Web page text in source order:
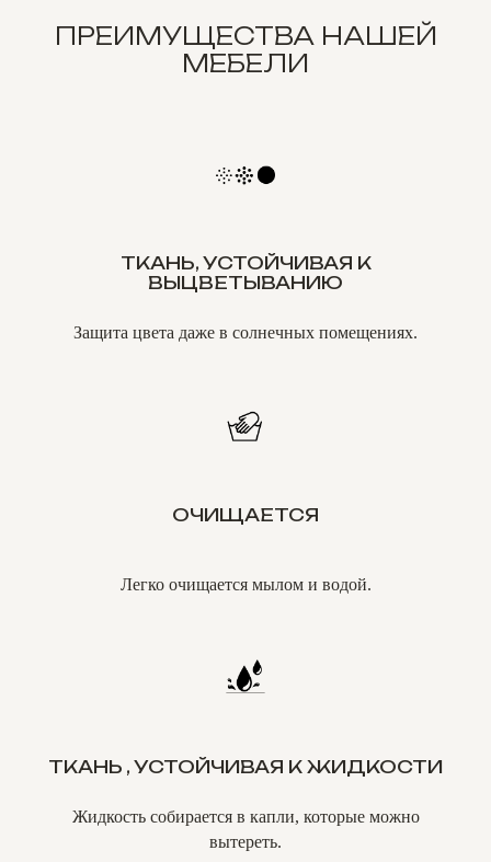
ПРЕИМУЩЕСТВА НАШЕЙ
МЕБЕЛИ
ТКАНЬ, УСТОЙЧИВАЯ К
ВЫЦВЕТЫВАНИЮ
Защита цвета даже в солнечных помещениях.
ОЧИЩАЕТСЯ
Легко очищается мылом и водой.
ТКАНЬ , УСТОЙЧИВАЯ К ЖИДКОСТИ
Жидкость собирается в капли, которые можно
вытереть.